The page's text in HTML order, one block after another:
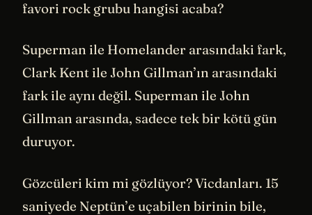
favori rock grubu hangisi acaba?
Superman ile Homelander arasındaki fark,
Clark Kent ile John Gillman’ın arasındaki
fark ile aynı değil. Superman ile John
Gillman arasında, sadece tek bir kötü gün
duruyor.
Gözcüleri kim mi gözlüyor? Vicdanları. 15
saniyede Neptün’e uçabilen birinin bile,